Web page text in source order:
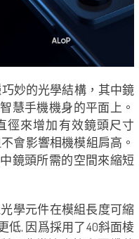
巧妙的光學結構，其中鏡
慧手機機身的平面上。
徑來增加有效鏡頭尺寸
會影響相機模組肩高。
鏡頭所需的空間來縮短
學元件在模組長度可縮
低, 因爲採用了40斜面棱